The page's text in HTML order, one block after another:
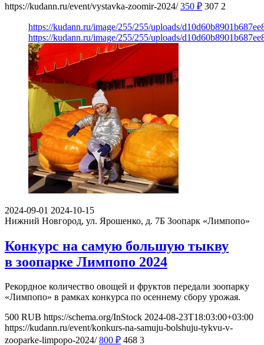
https://kudann.ru/event/vystavka-zoomir-2024/ 350 ₽ 307 2
https://kudann.ru/image/255/255/uploads/
https://kudann.ru/image/255/255/uploads/
2024-09-01 2024-10-15
Нижний Новгород, ул. Ярошенко, д. 7Б Зоопарк «Лимпопо»
Конкурс на самую большую тыкву
в зоопарке Лимпопо 2024
Рекордное количество овощей и фруктов передали зоопарку
«Лимпопо» в рамках конкурса по осеннему сбору урожая.
500 RUB https://schema.org/InStock 2024-08-23T18:03:00+03:00
https://kudann.ru/event/konkurs-na-samuju-bolshuju-tykvu-v-
zooparke-limpopo-2024/ 800 ₽ 468 3